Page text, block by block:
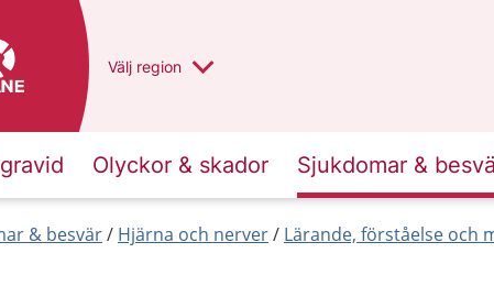
Du har valt region
Välj en annan
region
Olyckor & skador Sjukdomar &
& besvär Hjärna och nerver Lärande, förståelse och